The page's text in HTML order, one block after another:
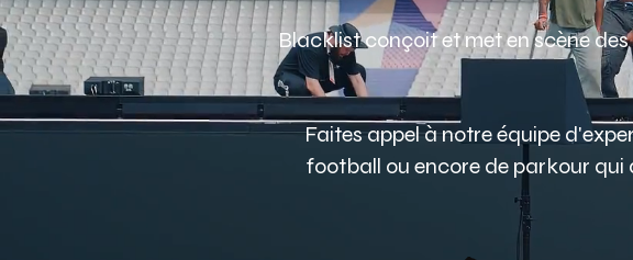
Blacklist conçoit et met en scène
Faites appel à notre équipe
football ou encore de parkour qui